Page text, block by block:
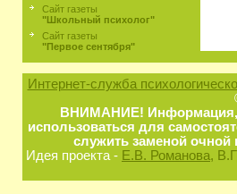
Сайт газеты
"Школьный психолог"
Сайт газеты
"Первое сентября"
Интернет-служба
ВНИМАНИЕ! Информация,
использоваться для
служить заменой очной
Идея проекта - Е.В. Романова,